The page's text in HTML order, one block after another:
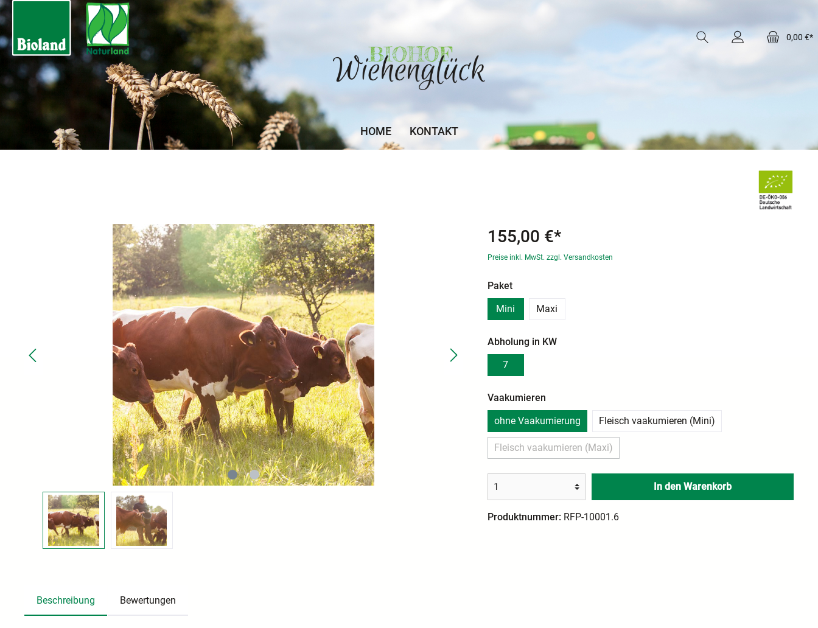
0,00 €*
HOME KONTAKT
155,00 €*
Preise inkl. MwSt. zzgl. Versandkosten
Paket
Mini
Maxi
Abholung in KW
7
Vaakumieren
ohne Vaakumierung
Fleisch vaakumieren (Mini)
Fleisch vaakumieren (Maxi)
In den Warenkorb
Produktnummer: RFP-10001.6
Beschreibung Bewertungen